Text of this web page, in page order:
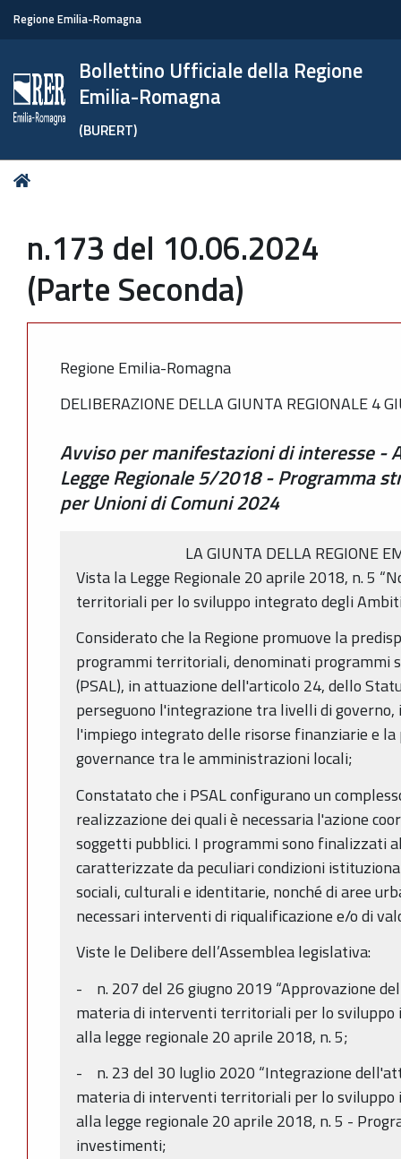
Regione Emilia-Romagna
Bollettino Ufficiale della Regione
Emilia-Romagna
(BURERT)
Tu
n.173 del 10.06.2024
(Parte Seconda)
Regione Emilia-Romagna
DELIBERAZIONE DELLA GIUNTA REGIONALE 4
Avviso per manifestazioni di interesse -
Legge Regionale 5/2018 - Programma
per Unioni di Comuni 2024
LA GIUNTA DELLA REGIONE
Vista la Legge Regionale 20 aprile 2018, n. 5
territoriali per lo sviluppo integrato degli
Considerato che la Regione promuove la
programmi territoriali, denominati programmi
(PSAL), in attuazione dell'articolo 24, dello
perseguono l'integrazione tra livelli di
l'impiego integrato delle risorse finanziarie e
governance tra le amministrazioni locali;
Constatato che i PSAL configurano un
realizzazione dei quali è necessaria l'azione
soggetti pubblici. I programmi sono finalizzati
caratterizzate da peculiari condizioni
sociali, culturali e identitarie, nonché di aree
necessari interventi di riqualificazione e/o di
Viste le Delibere dell’Assemblea legislativa:
- n. 207 del 26 giugno 2019 “Approvazione
materia di interventi territoriali per lo sviluppo
alla legge regionale 20 aprile 2018, n. 5;
- n. 23 del 30 luglio 2020 “Integrazione
materia di interventi territoriali per lo sviluppo
alla legge regionale 20 aprile 2018, n. 5 -
investimenti;